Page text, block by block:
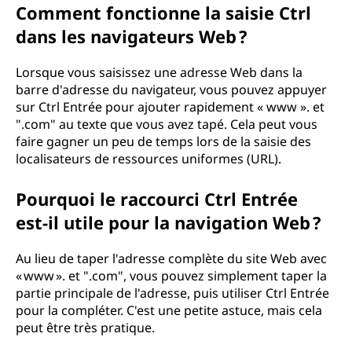
Comment fonctionne la saisie Ctrl
dans les navigateurs Web ?
Lorsque vous saisissez une adresse Web dans la
barre d'adresse du navigateur, vous pouvez appuyer
sur Ctrl Entrée pour ajouter rapidement « www ». et
".com" au texte que vous avez tapé. Cela peut vous
faire gagner un peu de temps lors de la saisie des
localisateurs de ressources uniformes (URL).
Pourquoi le raccourci Ctrl Entrée
est-il utile pour la navigation Web ?
Au lieu de taper l'adresse complète du site Web avec
« www ». et ".com", vous pouvez simplement taper la
partie principale de l'adresse, puis utiliser Ctrl Entrée
pour la compléter. C'est une petite astuce, mais cela
peut être très pratique.